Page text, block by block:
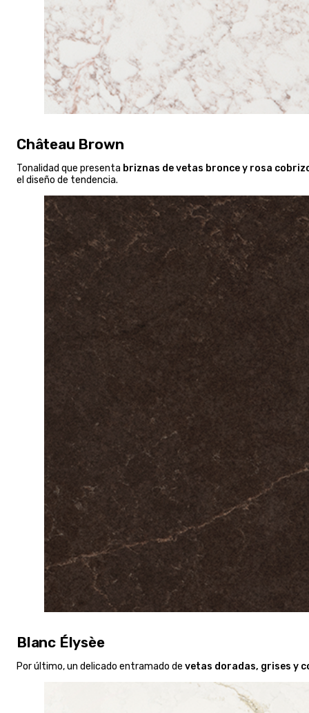
Château Brown
Tonalidad que presenta briznas de vetas bronce y rosa
el diseño de tendencia.
Blanc Élysèe
Por último, un delicado entramado de vetas doradas, grises y